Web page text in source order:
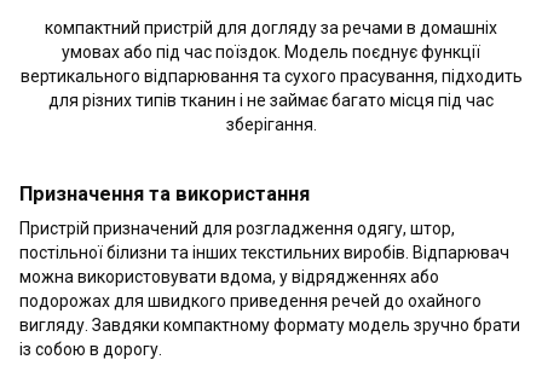
компактний пристрій для догляду за речами в домашніх
умовах або під час поїздок. Модель поєднує функції
вертикального відпарювання та сухого прасування, підходить
для різних типів тканин і не займає багато місця під час
зберігання.
Призначення та використання
Пристрій призначений для розгладження одягу, штор,
постільної білизни та інших текстильних виробів. Відпарювач
можна використовувати вдома, у відрядженнях або
подорожах для швидкого приведення речей до охайного
вигляду. Завдяки компактному формату модель зручно брати
із собою в дорогу.